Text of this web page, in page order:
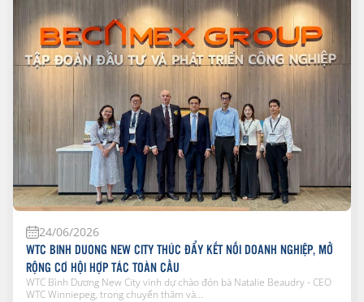
24/06/2026
WTC BINH DUONG NEW CITY THÚC ĐẨY KẾT NỐI DOANH NGHIỆP, MỞ
RỘNG CƠ HỘI HỢP TÁC TOÀN CẦU
WTC Bình Dương New City vinh dự chào đón bà Natalie Beaudry - CEO
WTC Winniepeg, trong chuyến thăm và...